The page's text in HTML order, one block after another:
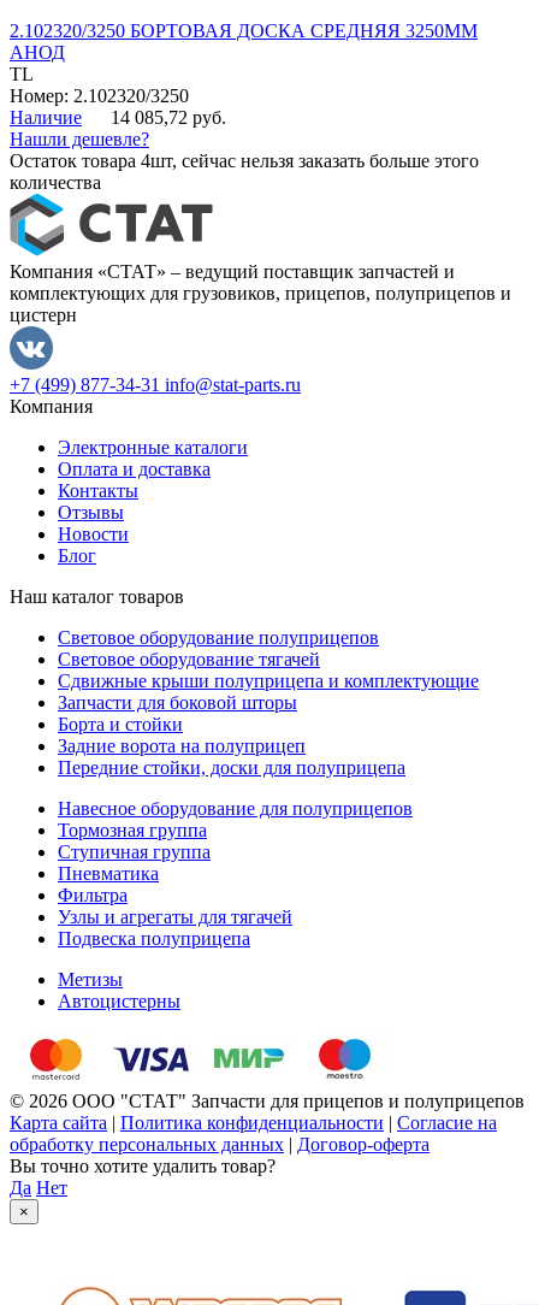
2.102320/3250 БОРТОВАЯ ДОСКА СРЕДНЯЯ 3250ММ
АНОД
TL
Номер: 2.102320/3250
Наличие
14 085,72 руб.
Нашли дешевле?
Остаток товара 4шт, сейчас нельзя заказать больше этого
количества
Компания «СТАТ» – ведущий поставщик запчастей и
комплектующих для грузовиков, прицепов, полуприцепов и
цистерн
+7 (499) 877-34-31 info@stat-parts.ru
Компания
Электронные каталоги
Оплата и доставка
Контакты
Отзывы
Новости
Блог
Наш каталог товаров
Световое оборудование полуприцепов
Световое оборудование тягачей
Сдвижные крыши полуприцепа и комплектующие
Запчасти для боковой шторы
Борта и стойки
Задние ворота на полуприцеп
Передние стойки, доски для полуприцепа
Навесное оборудование для полуприцепов
Тормозная группа
Ступичная группа
Пневматика
Фильтра
Узлы и агрегаты для тягачей
Подвеска полуприцепа
Метизы
Автоцистерны
© 2026 ООО "СТАТ" Запчасти для прицепов и полуприцепов
Карта сайта | Политика конфиденциальности | Согласие на
обработку персональных данных | Договор-оферта
Вы точно хотите удалить товар?
Да Нет
×